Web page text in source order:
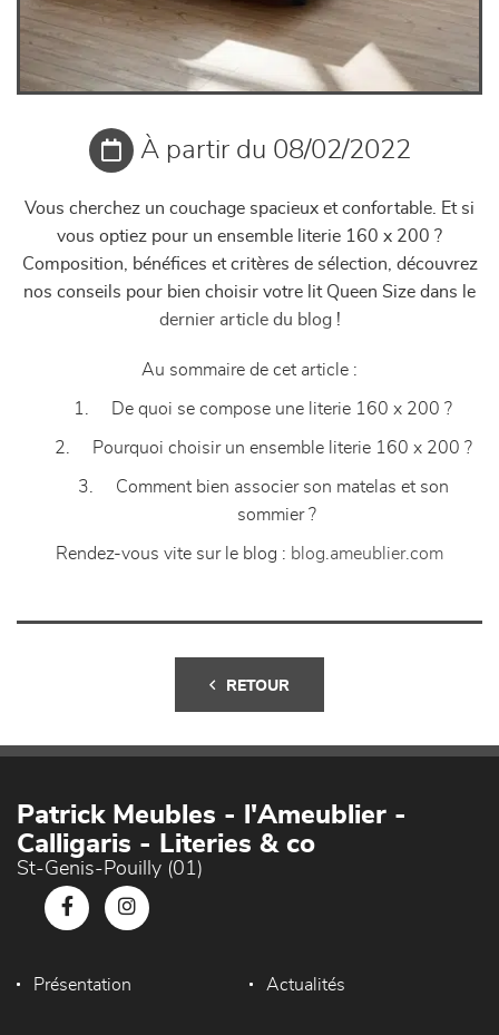
À partir du 08/02/2022
Vous cherchez un couchage spacieux et confortable. Et si
vous optiez pour un ensemble literie 160 x 200 ?
Composition, bénéfices et critères de sélection, découvrez
nos conseils pour bien choisir votre lit Queen Size dans le
dernier article du blog !
Au sommaire de cet article :
1. De quoi se compose une literie 160 x 200 ?
2. Pourquoi choisir un ensemble literie 160 x 200 ?
3. Comment bien associer son matelas et son
sommier ?
Rendez-vous vite sur le blog : blog.ameublier.com
RETOUR
Patrick Meubles - l'Ameublier -
Calligaris - Literies & co
St-Genis-Pouilly (01)
Présentation Actualités